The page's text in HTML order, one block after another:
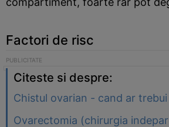
Factori de risc
Citeste si despre:
Chistul ovarian - cand ar trebui
Ovarectomia (chirurgia